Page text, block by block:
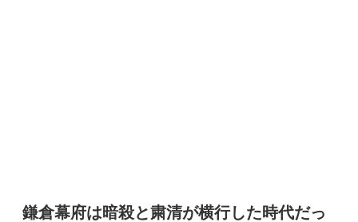
鎌倉幕府は暗殺と粛清が横行した時代だっ